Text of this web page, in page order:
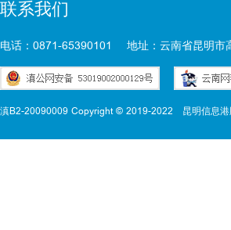
联系我们
电话：0871-65390101 地址：云南省昆明市
滇B2-20090009 Copyright © 2019-2022 昆明信息